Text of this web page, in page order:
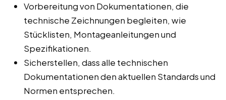
Vorbereitung von Dokumentationen, die
technische Zeichnungen begleiten, wie
Stücklisten, Montageanleitungen und
Spezifikationen.
Sicherstellen, dass alle technischen
Dokumentationen den aktuellen Standards und
Normen entsprechen.